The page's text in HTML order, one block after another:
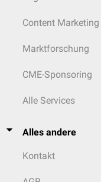
Content Marketing
Marktforschung
CME-Sponsoring
Alle Services
Alles andere
Kontakt